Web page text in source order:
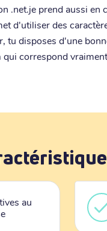
.net.je prend aussi en
d'utiliser des
tu disposes d'une
correspond
au